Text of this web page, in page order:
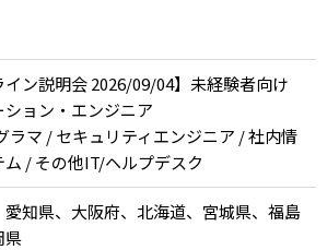
イン説明会 2026/09/04】未経験者向け
ション・エンジニア
ラマ / セキュリティエンジニア / 社内情
ム / その他IT/ヘルプデスク
愛知県、大阪府、北海道、宮城県、福島
県